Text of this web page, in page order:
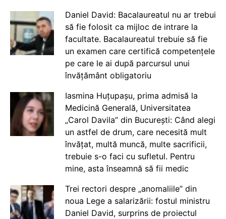
Daniel David: Bacalaureatul nu ar trebui
să fie folosit ca mijloc de intrare la
facultate. Bacalaureatul trebuie să fie
un examen care certifică competențele
pe care le ai după parcursul unui
învățământ obligatoriu
Iasmina Huțupașu, prima admisă la
Medicină Generală, Universitatea
„Carol Davila” din București: Când alegi
un astfel de drum, care necesită mult
învățat, multă muncă, multe sacrificii,
trebuie s-o faci cu sufletul. Pentru
mine, asta înseamnă să fii medic
Trei rectori despre „anomaliile” din
noua Lege a salarizării: fostul ministru
Daniel David, surprins de proiectul